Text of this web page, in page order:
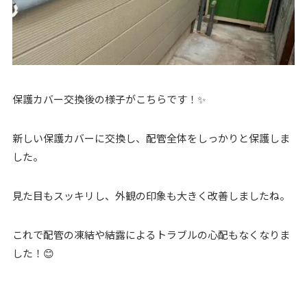
保護カバー交換後の様子がこちらです！✨
新しい保護カバーに交換し、配管全体をしっかりと保護しま
した。
見た目もスッキリし、外観の印象も大きく改善しましたね。
これで配管の凍結や結露によるトラブルの心配もなくなりま
した！😊